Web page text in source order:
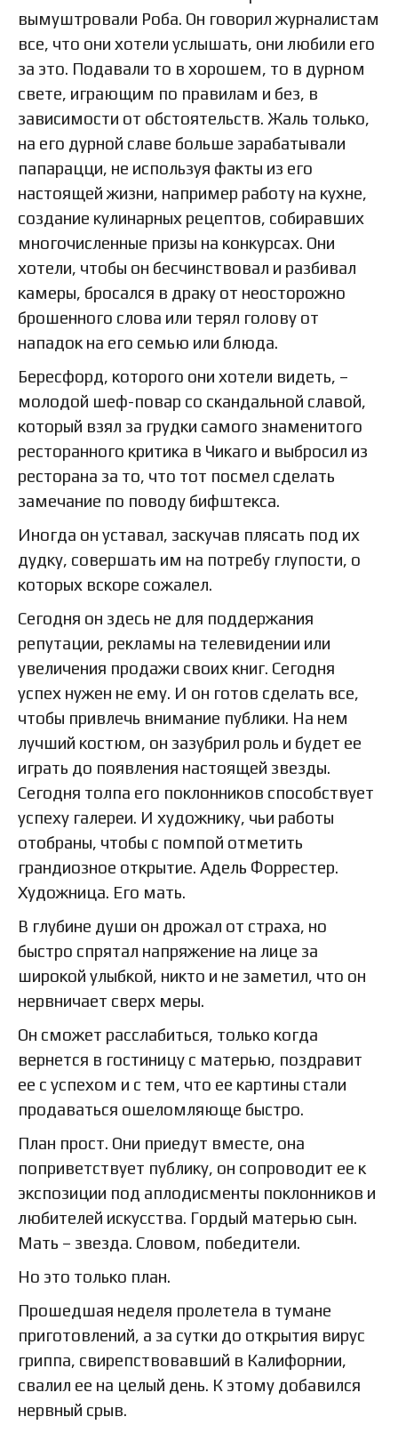
вымуштровали Роба. Он говорил журналистам
все, что они хотели услышать, они любили его
за это. Подавали то в хорошем, то в дурном
свете, играющим по правилам и без, в
зависимости от обстоятельств. Жаль только,
на его дурной славе больше зарабатывали
папарацци, не используя факты из его
настоящей жизни, например работу на кухне,
создание кулинарных рецептов, собиравших
многочисленные призы на конкурсах. Они
хотели, чтобы он бесчинствовал и разбивал
камеры, бросался в драку от неосторожно
брошенного слова или терял голову от
нападок на его семью или блюда.
Бересфорд, которого они хотели видеть, –
молодой шеф-повар со скандальной славой,
который взял за грудки самого знаменитого
ресторанного критика в Чикаго и выбросил из
ресторана за то, что тот посмел сделать
замечание по поводу бифштекса.
Иногда он уставал, заскучав плясать под их
дудку, совершать им на потребу глупости, о
которых вскоре сожалел.
Сегодня он здесь не для поддержания
репутации, рекламы на телевидении или
увеличения продажи своих книг. Сегодня
успех нужен не ему. И он готов сделать все,
чтобы привлечь внимание публики. На нем
лучший костюм, он зазубрил роль и будет ее
играть до появления настоящей звезды.
Сегодня толпа его поклонников способствует
успеху галереи. И художнику, чьи работы
отобраны, чтобы с помпой отметить
грандиозное открытие. Адель Форрестер.
Художница. Его мать.
В глубине души он дрожал от страха, но
быстро спрятал напряжение на лице за
широкой улыбкой, никто и не заметил, что он
нервничает сверх меры.
Он сможет расслабиться, только когда
вернется в гостиницу с матерью, поздравит
ее с успехом и с тем, что ее картины стали
продаваться ошеломляюще быстро.
План прост. Они приедут вместе, она
поприветствует публику, он сопроводит ее к
экспозиции под аплодисменты поклонников и
любителей искусства. Гордый матерью сын.
Мать – звезда. Словом, победители.
Но это только план.
Прошедшая неделя пролетела в тумане
приготовлений, а за сутки до открытия вирус
гриппа, свирепствовавший в Калифорнии,
свалил ее на целый день. К этому добавился
нервный срыв.